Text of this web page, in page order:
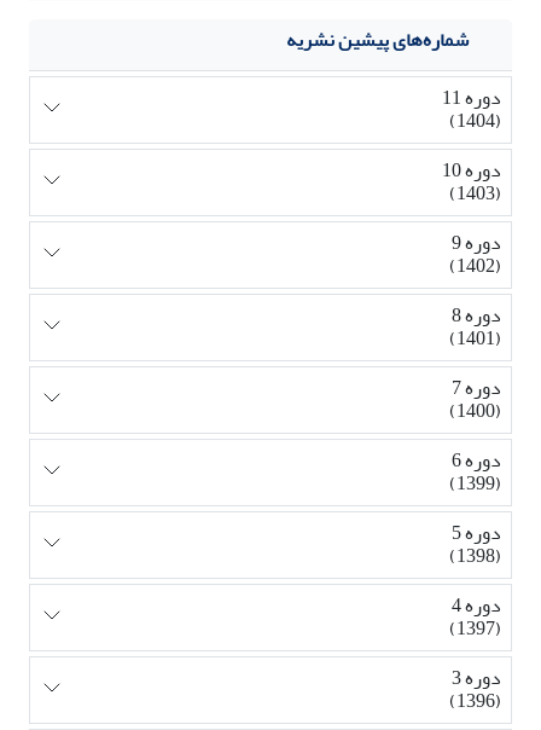
شماره‌های پیشین نشریه
دوره 11
(1404)
دوره 10
(1403)
دوره 9
(1402)
دوره 8
(1401)
دوره 7
(1400)
دوره 6
(1399)
دوره 5
(1398)
دوره 4
(1397)
دوره 3
(1396)